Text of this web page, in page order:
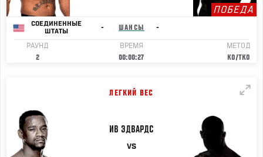
ПОБЕДА
СОЕДИНЕННЫЕ
ШТАТЫ
- ШАНСЫ -
РАУНД
2
ВРЕМЯ
00:00:27
МЕТОД
KO/TKO
ЛЕГКИЙ ВЕС
ИВ ЭДВАРДС
VS